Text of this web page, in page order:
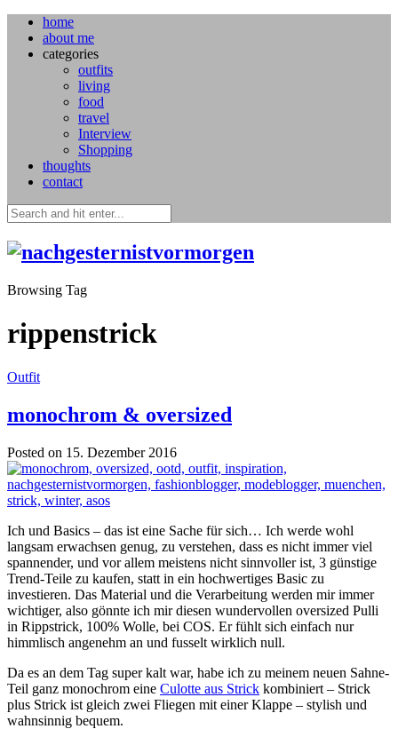
home
about me
categories
outfits
living
food
travel
Interview
Shopping
thoughts
contact
Browsing Tag
rippenstrick
Outfit
monochrom & oversized
Posted on 15. Dezember 2016
Ich und Basics – das ist eine Sache für sich… Ich werde wohl
langsam erwachsen genug, zu verstehen, dass es nicht immer viel
spannender, und vor allem meistens nicht sinnvoller ist, 3 günstige
Trend-Teile zu kaufen, statt in ein hochwertiges Basic zu
investieren. Das Material und die Verarbeitung werden mir immer
wichtiger, also gönnte ich mir diesen wundervollen oversized Pulli
in Rippstrick, 100% Wolle, bei COS. Er fühlt sich einfach nur
himmlisch angenehm an und fusselt wirklich null.
Da es an dem Tag super kalt war, habe ich zu meinem neuen Sahne-
Teil ganz monochrom eine Culotte aus Strick kombiniert – Strick
plus Strick ist gleich zwei Fliegen mit einer Klappe – stylish und
wahnsinnig bequem.